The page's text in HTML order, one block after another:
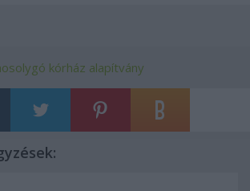
kórház alapítvány